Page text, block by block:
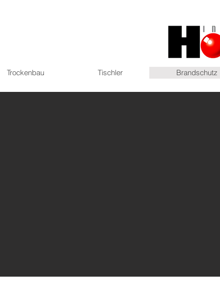
Trockenbau Tischler Brandschutz